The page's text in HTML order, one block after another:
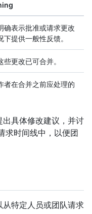
确表示批准或请求更改
下提供一般性反馈。
些更改已可合并。
者在合并之前应处理的
具体修改建议，并讨
求时间线中，以便团
特定人员或团队请求